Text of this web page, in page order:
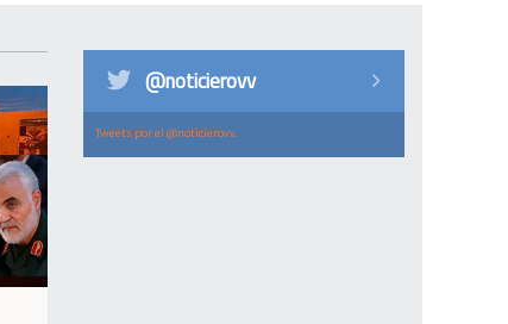
@noticierovv
Tweets por el @noticierovv.